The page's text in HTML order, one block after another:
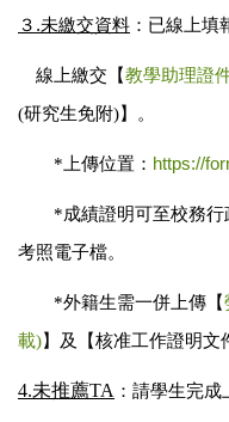
３.未繳交資料 ：已線上填
線上繳交 【教學助理證
(研究生免附)】。
* 上傳位置： https://
*成績證明可至校務
考照電子檔。
*外籍生需一併上傳 【
載)】及 【核准工作證明文
4.未推薦TA ： 請學生完成